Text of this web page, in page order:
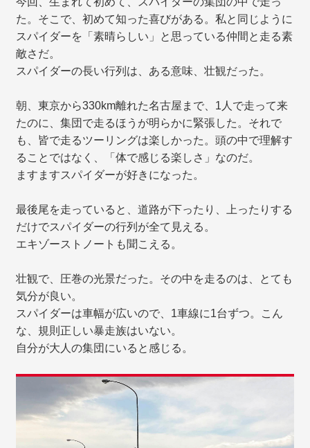
た。そこで、初めて知った喜びがある。私と同じように
スパイダーを「素晴らしい」と思っている仲間と走る素
敵さだ。
スパイダーの長い行列は、ある意味、壮観だった。
朝、東京から330km離れた名古屋まで、1人で走って来
たのに、集団で走るほうが明らかに緊張した。それで
も、皆で走るツーリングは楽しかった。頭の中で理解す
ることではなく、「体で感じる楽しさ」なのだ。
ますますスパイダーが好きになった。
最後尾を走っていると、道路が下ったり、上ったりする
だけでスパイダーの行列が全て見える。
エキゾーストノートも聞こえる。
壮観で、圧巻の光景だった。その中を走るのは、とても
気分が良い。
スパイダーは車幅が広いので、1車線に1台ずつ。こん
な、規則正しい暴走族はいない。
自分が大人の集団にいると感じる。